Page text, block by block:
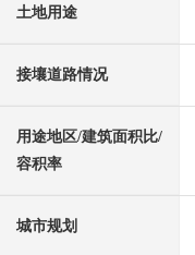
土地用途
接壤道路情况
用途地区/建筑面积比/
容积率
城市规划